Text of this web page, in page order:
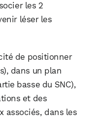
les 2
léser les
de positionner
dans un plan
basse du SNC),
et des
associés, dans les